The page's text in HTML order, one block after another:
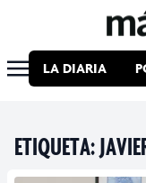
LA DIARIA
ETIQUETA: